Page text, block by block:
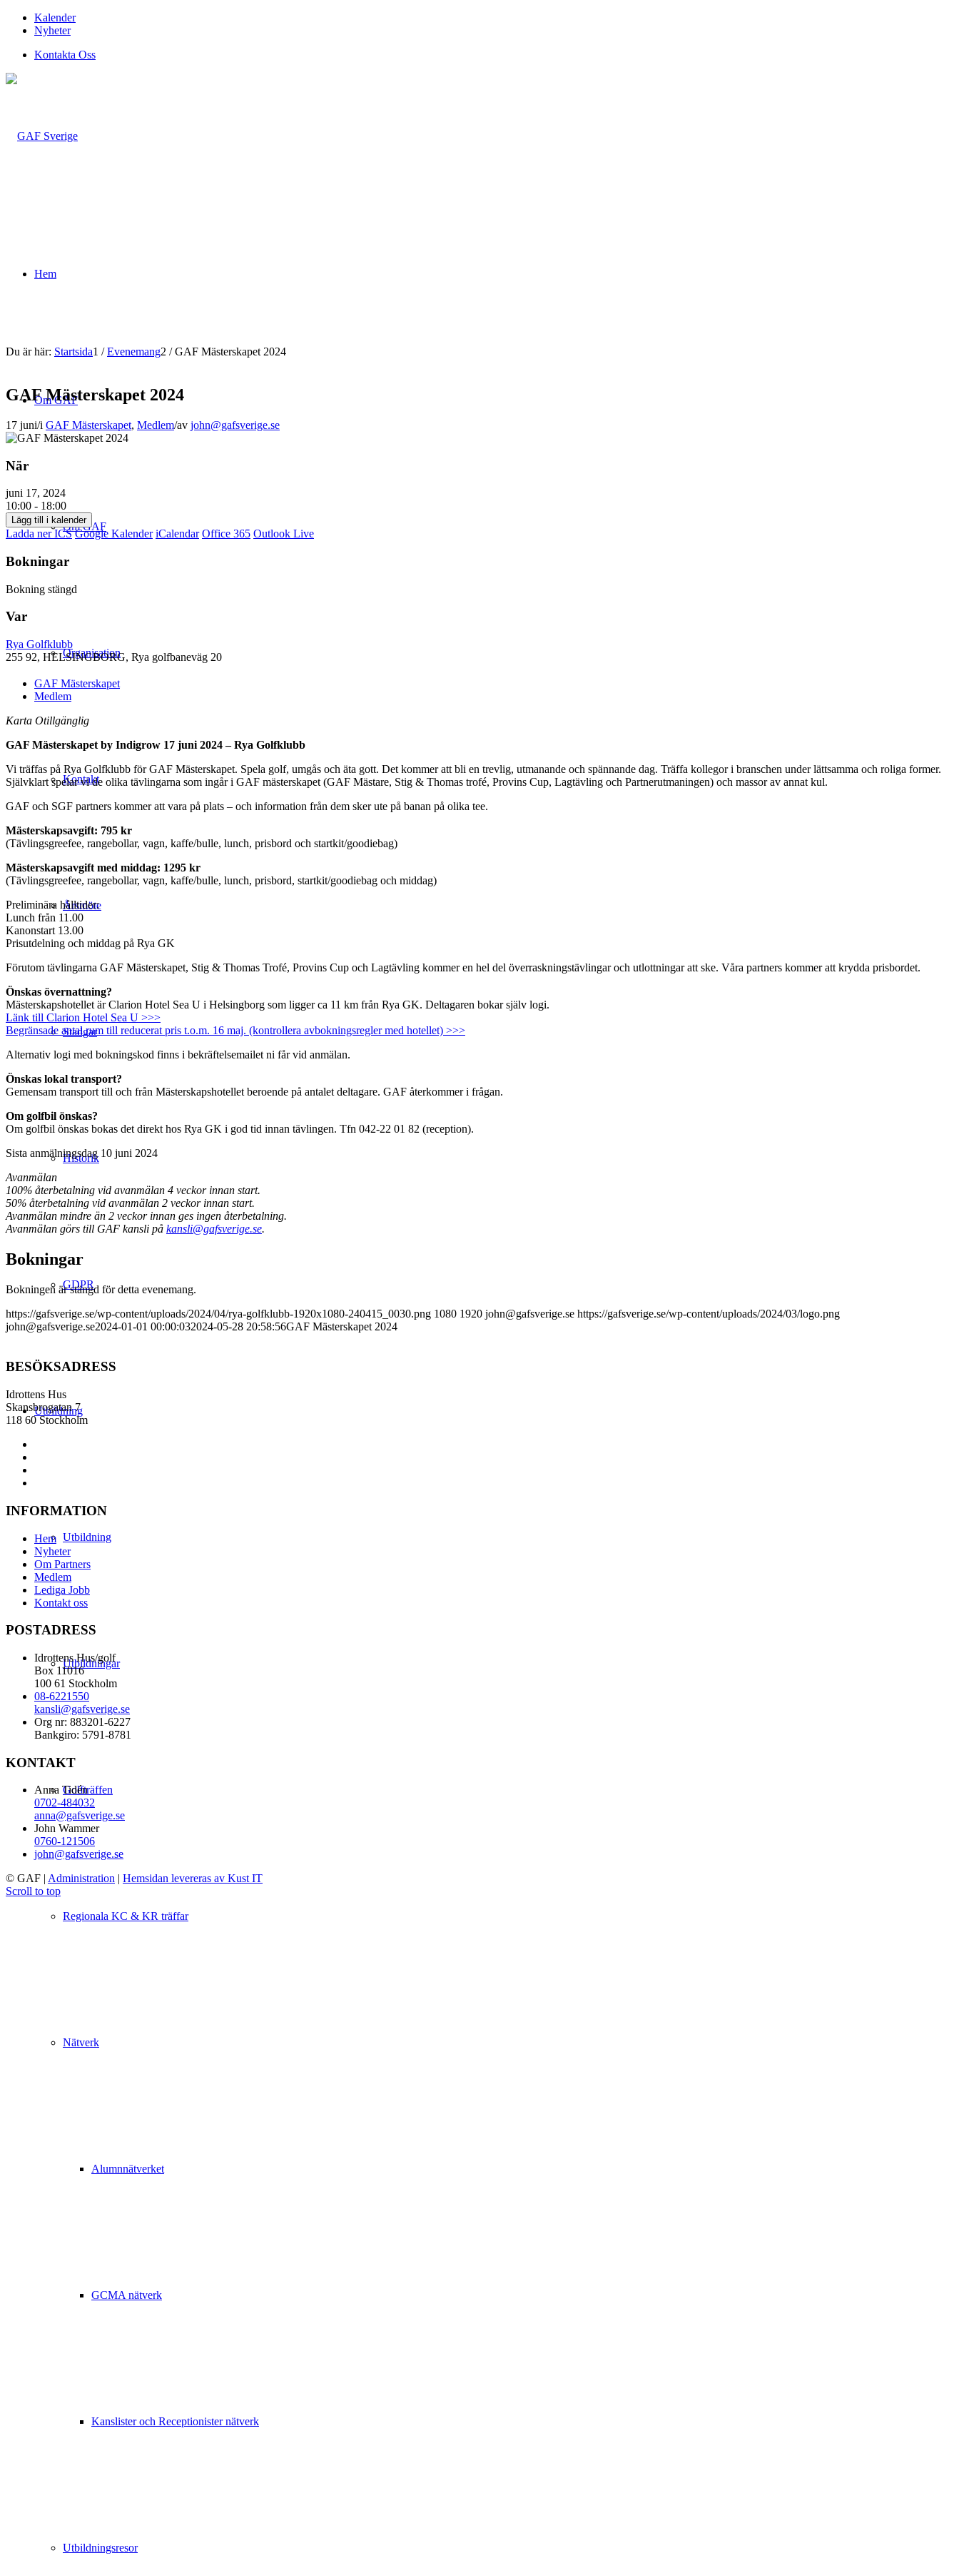
Kalender
Nyheter
Kontakta Oss
Hem
Om GAF
Om GAF
Organisation
Kontakt
Årsmöte
Stadgar
Historik
GDPR
Utbildning
Utbildning
Utbildningar
Golfträffen
Regionala KC & KR träffar
Nätverk
Alumnnätverket
GCMA nätverk
Kanslister och Receptionister nätverk
Utbildningsresor
Du är här: Startsida1 / Evenemang2 / GAF Mästerskapet 2024
GAF Mästerskapet 2024
17 juni/i GAF Mästerskapet, Medlem/av john@gafsverige.se
När
juni 17, 2024
10:00 - 18:00
Lägg till i kalender
Ladda ner ICS Google Kalender iCalendar Office 365 Outlook Live
Bokningar
Bokning stängd
Var
Rya Golfklubb
255 92, HELSINGBORG, Rya golfbaneväg 20
GAF Mästerskapet
Medlem
Karta Otillgänglig
GAF Mästerskapet by Indigrow 17 juni 2024 – Rya Golfklubb
Vi träffas på Rya Golfklubb för GAF Mästerskapet. Spela golf, umgås och äta gott. Det kommer att bli en trevlig, utmanande och spännande dag. Träffa kollegor i branschen under lättsamma och roliga former.
Självklart spelar vi de olika tävlingarna som ingår i GAF mästerskapet (GAF Mästare, Stig & Thomas trofé, Provins Cup, Lagtävling och Partnerutmaningen) och massor av annat kul.
GAF och SGF partners kommer att vara på plats – och information från dem sker ute på banan på olika tee.
Mästerskapsavgift: 795 kr
(Tävlingsgreefee, rangebollar, vagn, kaffe/bulle, lunch, prisbord och startkit/goodiebag)
Mästerskapsavgift med middag: 1295 kr
(Tävlingsgreefee, rangebollar, vagn, kaffe/bulle, lunch, prisbord, startkit/goodiebag och middag)
Preliminära hålltider:
Lunch från 11.00
Kanonstart 13.00
Prisutdelning och middag på Rya GK
Förutom tävlingarna GAF Mästerskapet, Stig & Thomas Trofé, Provins Cup och Lagtävling kommer en hel del överraskningstävlingar och utlottningar att ske. Våra partners kommer att krydda prisbordet.
Önskas övernattning?
Mästerskapshotellet är Clarion Hotel Sea U i Helsingborg som ligger ca 11 km från Rya GK. Deltagaren bokar själv logi.
Länk till Clarion Hotel Sea U >>>
Begränsade antal rum till reducerat pris t.o.m. 16 maj. (kontrollera avbokningsregler med hotellet) >>>
Alternativ logi med bokningskod finns i bekräftelsemailet ni får vid anmälan.
Önskas lokal transport?
Gemensam transport till och från Mästerskapshotellet beroende på antalet deltagare. GAF återkommer i frågan.
Om golfbil önskas?
Om golfbil önskas bokas det direkt hos Rya GK i god tid innan tävlingen. Tfn 042-22 01 82 (reception).
Sista anmälningsdag 10 juni 2024
Avanmälan
100% återbetalning vid avanmälan 4 veckor innan start.
50% återbetalning vid avanmälan 2 veckor innan start.
Avanmälan mindre än 2 veckor innan ges ingen återbetalning.
Avanmälan görs till GAF kansli på kansli@gafsverige.se.
Bokningar
Bokningen är stängd för detta evenemang.
https://gafsverige.se/wp-content/uploads/2024/04/rya-golfklubb-1920x1080-240415_0030.png 1080 1920 john@gafsverige.se https://gafsverige.se/wp-content/uploads/2024/03/logo.png
john@gafsverige.se2024-01-01 00:00:032024-05-28 20:58:56GAF Mästerskapet 2024
BESÖKSADRESS
Idrottens Hus
Skansbrogatan 7
118 60 Stockholm
INFORMATION
Hem
Nyheter
Om Partners
Medlem
Lediga Jobb
Kontakt oss
POSTADRESS
Idrottens Hus/golf
Box 11016
100 61 Stockholm
08-6221550
kansli@gafsverige.se
Org nr: 883201-6227
Bankgiro: 5791-8781
KONTAKT
Anna Tidén
0702-484032
anna@gafsverige.se
John Wammer
0760-121506
john@gafsverige.se
© GAF | Administration | Hemsidan levereras av Kust IT
Scroll to top